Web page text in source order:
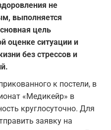
не
выполняется
цель
оценке ситуации и
без стрессов и
к постели, в
«Медикейр» в
круглосуточно. Для
заявку на